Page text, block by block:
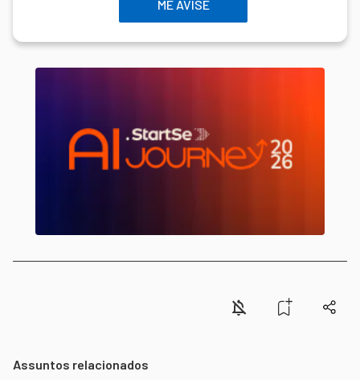
ME AVISE
Assuntos relacionados